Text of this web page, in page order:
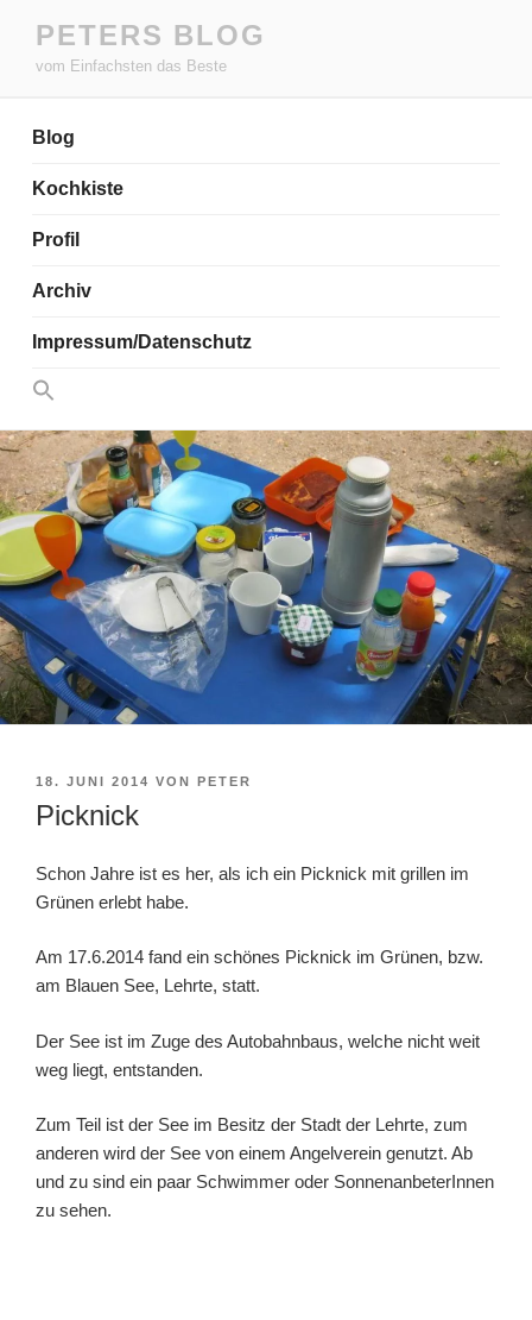
Inhalt
springen
PETERS BLOG
vom Einfachsten das Beste
Blog
Kochkiste
Profil
Archiv
Impressum/Datenschutz
Search
for:
VERÖFFENTLICHT
18. JUNI 2014 VON PETER
Picknick
Schon Jahre ist es her, als ich ein Picknick mit grillen im
Grünen erlebt habe.
Am 17.6.2014 fand ein schönes Picknick im Grünen, bzw.
am Blauen See, Lehrte, statt.
Der See ist im Zuge des Autobahnbaus, welche nicht weit
weg liegt, entstanden.
Zum Teil ist der See im Besitz der Stadt der Lehrte, zum
anderen wird der See von einem Angelverein genutzt. Ab
und zu sind ein paar Schwimmer oder SonnenanbeterInnen
zu sehen.